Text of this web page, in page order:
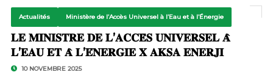
Actualités Ministère de l’Accès Universel à l’Eau et à l’Énergie
𝐋𝐄 𝐌𝐈𝐍𝐈𝐒𝐓𝐑𝐄 𝐃𝐄 𝐋’𝐀𝐂𝐂𝐄̀𝐒 𝐔𝐍𝐈𝐕𝐄𝐑𝐒𝐄𝐋 𝐀̀
𝐋’𝐄𝐀𝐔 𝐄𝐓 𝐀̀ 𝐋’𝐄́𝐍𝐄𝐑𝐆𝐈𝐄 𝐗 𝐀𝐊𝐒𝐀 𝐄𝐍𝐄𝐑𝐉𝐈
10 NOVEMBRE 2025